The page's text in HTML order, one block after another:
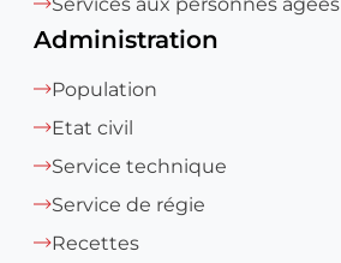
Administration
Population
Etat civil
Service technique
Service de régie
Recettes